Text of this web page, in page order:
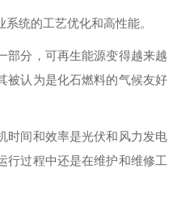
统的工艺优化和高性能。
部分，可再生能源变得越来越
被认为是化石燃料的气候友好
时间和效率是光伏和风力发电
行过程中还是在维护和维修工